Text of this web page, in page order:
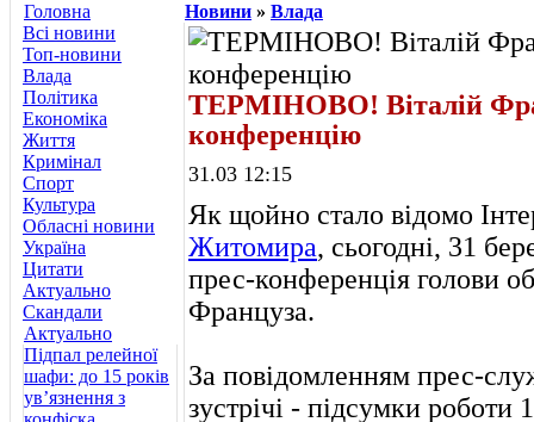
Головна
Всі новини
Топ-новини
Влада
Політика
Економіка
Життя
Кримінал
Спорт
Культура
Обласні новини
Україна
Цитати
Актуально
Скандали
Актуально
Підпал релейної
шафи: до 15 років
ув’язнення з
Новини » Влада
ТЕРМІНОВО! Віталій
конференцію
31.03 12:15
Як щойно стало відомо
Житомира, сьогодні, 31
прес-конференція голови
Француза.
За повідомленням прес-
зустрічі - підсумки роботи